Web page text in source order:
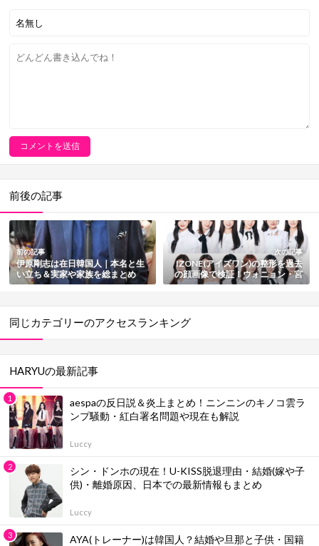
前後の記事
前の記事
伊原剛志は在日韓国人｜本名と生
い立ち＆実家や家族を総まとめ
次の記事
IZONE(アイズワン)の整形を過去
の顔画像で検証！ウォニョン・宮
脇咲良・ユリ・イェナ・ユジン・
同じカテゴリーのアクセスランキング
HARYUの最新記事
aespaの反日説＆炎上まとめ！ニンニンのキノコ雲ラ
ンプ騒動・紅白署名問題や現在も解説
Luccy
シン・ドンホの現在！U-KISS脱退理由・結婚(嫁や子
供)・離婚原因、日本での最新情報もまとめ
Luccy
AYA(トレーナー)は韓国人？結婚や旦那と子供・国籍